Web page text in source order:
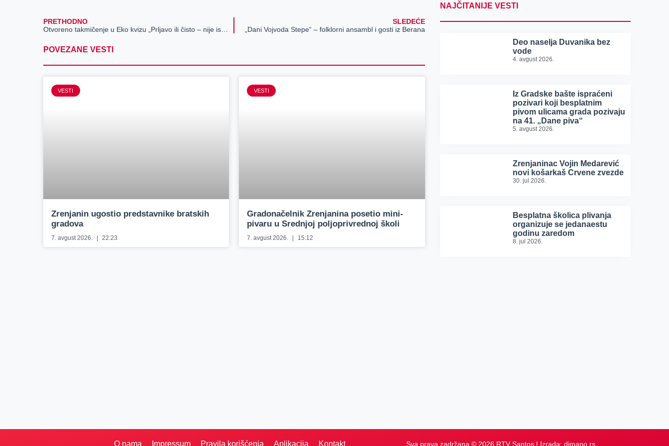
PRETHODNO
SLEDEĆE
„Dani Vojvoda Stepe“ – folklorni ansambl i gosti iz Berana
POVEZANE VESTI
VESTI
Zrenjanin ugostio predstavnike bratskih
gradova
7. avgust 2026. 22:23
VESTI
Gradonačelnik Zrenjanina posetio mini-
pivaru u Srednjoj poljoprivrednoj školi
7. avgust 2026. 15:12
NAJČITANIJE VESTI
Deo naselja Duvanika bez
vode
4. avgust 2026.
Iz Gradske bašte ispraćeni
pozivari koji besplatnim
pivom ulicama grada pozivaju
na 41. „Dane piva“
5. avgust 2026.
Zrenjaninac Vojin Medarević
novi košarkaš Crvene zvezde
30. jul 2026.
Besplatna školica plivanja
organizuje se jedanaestu
godinu zaredom
8. jul 2026.
O nama Impressum Pravila korišćenja Aplikacija Kontakt Sva prava zadržana © 2026 RTV Santos | Izrada: dimano.rs